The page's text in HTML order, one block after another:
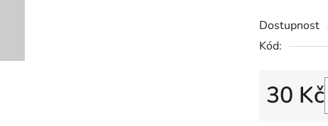
Dostupnost
Kód:
30 Kč
Měrná cena: